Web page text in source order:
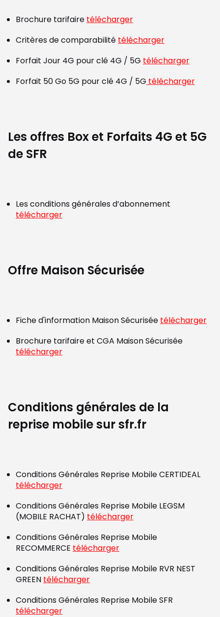
Brochure tarifaire télécharger
Critères de comparabilité télécharger
Forfait Jour 4G pour clé 4G / 5G télécharger
Forfait 50 Go 5G pour clé 4G / 5G télécharger
Les offres Box et Forfaits 4G et 5G
de SFR
Les conditions générales d’abonnement
télécharger
Offre Maison Sécurisée
Fiche d'information Maison Sécurisée télécharger
Brochure tarifaire et CGA Maison Sécurisée
télécharger
Conditions générales de la
reprise mobile sur sfr.fr
Conditions Générales Reprise Mobile CERTIDEAL
télécharger
Conditions Générales Reprise Mobile LEGSM
(MOBILE RACHAT) télécharger
Conditions Générales Reprise Mobile
RECOMMERCE télécharger
Conditions Générales Reprise Mobile RVR NEST
GREEN télécharger
Conditions Générales Reprise Mobile SFR
télécharger